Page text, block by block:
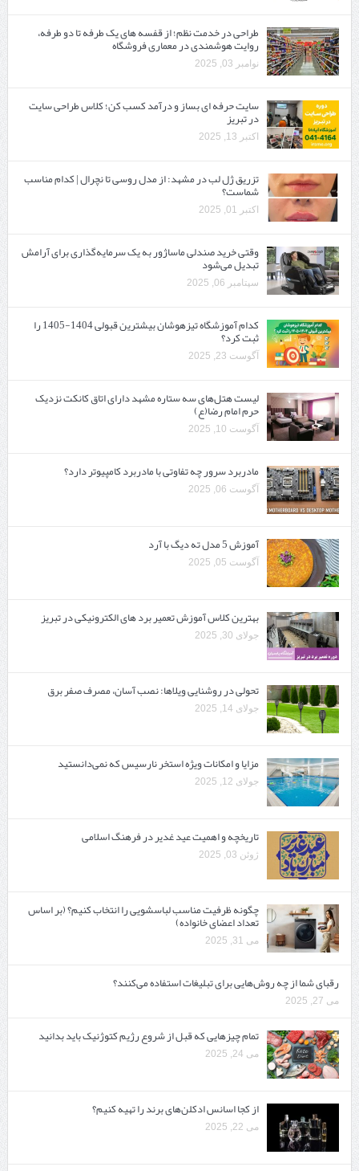
طراحی در خدمت نظم؛ از قفسه ‌های یک‌ طرفه تا دو طرفه،
روایت هوشمندی در معماری فروشگاه
نوامبر 03, 2025
سایت حرفه ‌ای بساز و درآمد کسب کن؛ کلاس طراحی سایت
در تبریز
اکتبر 13, 2025
تزریق ژل لب در مشهد: از مدل روسی تا نچرال | کدام مناسب
شماست؟
اکتبر 01, 2025
وقتی خرید صندلی ماساژور به یک سرمایه‌گذاری برای آرامش
تبدیل می‌شود
سپتامبر 06, 2025
کدام آموزشگاه تیزهوشان بیشترین قبولی 1404-1405 را
ثبت کرد؟
آگوست 23, 2025
لیست هتل‌های سه ستاره مشهد دارای اتاق کانکت نزدیک
حرم امام رضا(ع)
آگوست 10, 2025
مادربرد سرور چه تفاوتی با مادربرد کامپیوتر دارد؟
آگوست 06, 2025
آموزش 5 مدل ته دیگ با آرد
آگوست 05, 2025
بهترین کلاس آموزش تعمیر برد های الکترونیکی در تبریز
جولای 30, 2025
تحولی در روشنایی ویلاها: نصب آسان، مصرف صفر برق
جولای 14, 2025
مزایا و امکانات ویژه استخر نارسیس که نمی‌دانستید
جولای 12, 2025
تاریخچه و اهمیت عید غدیر در فرهنگ اسلامی
ژوئن 03, 2025
چگونه ظرفیت مناسب لباسشویی را انتخاب کنیم؟ (بر اساس
تعداد اعضای خانواده)
می 31, 2025
رقبای شما از چه روش‌هایی برای تبلیغات استفاده می‌کنند؟
می 27, 2025
تمام چیزهایی که قبل از شروع رژیم کتوژنیک باید بدانید‎
می 24, 2025
از کجا اسانس ادکلن‌های برند را تهیه کنیم؟
می 22, 2025